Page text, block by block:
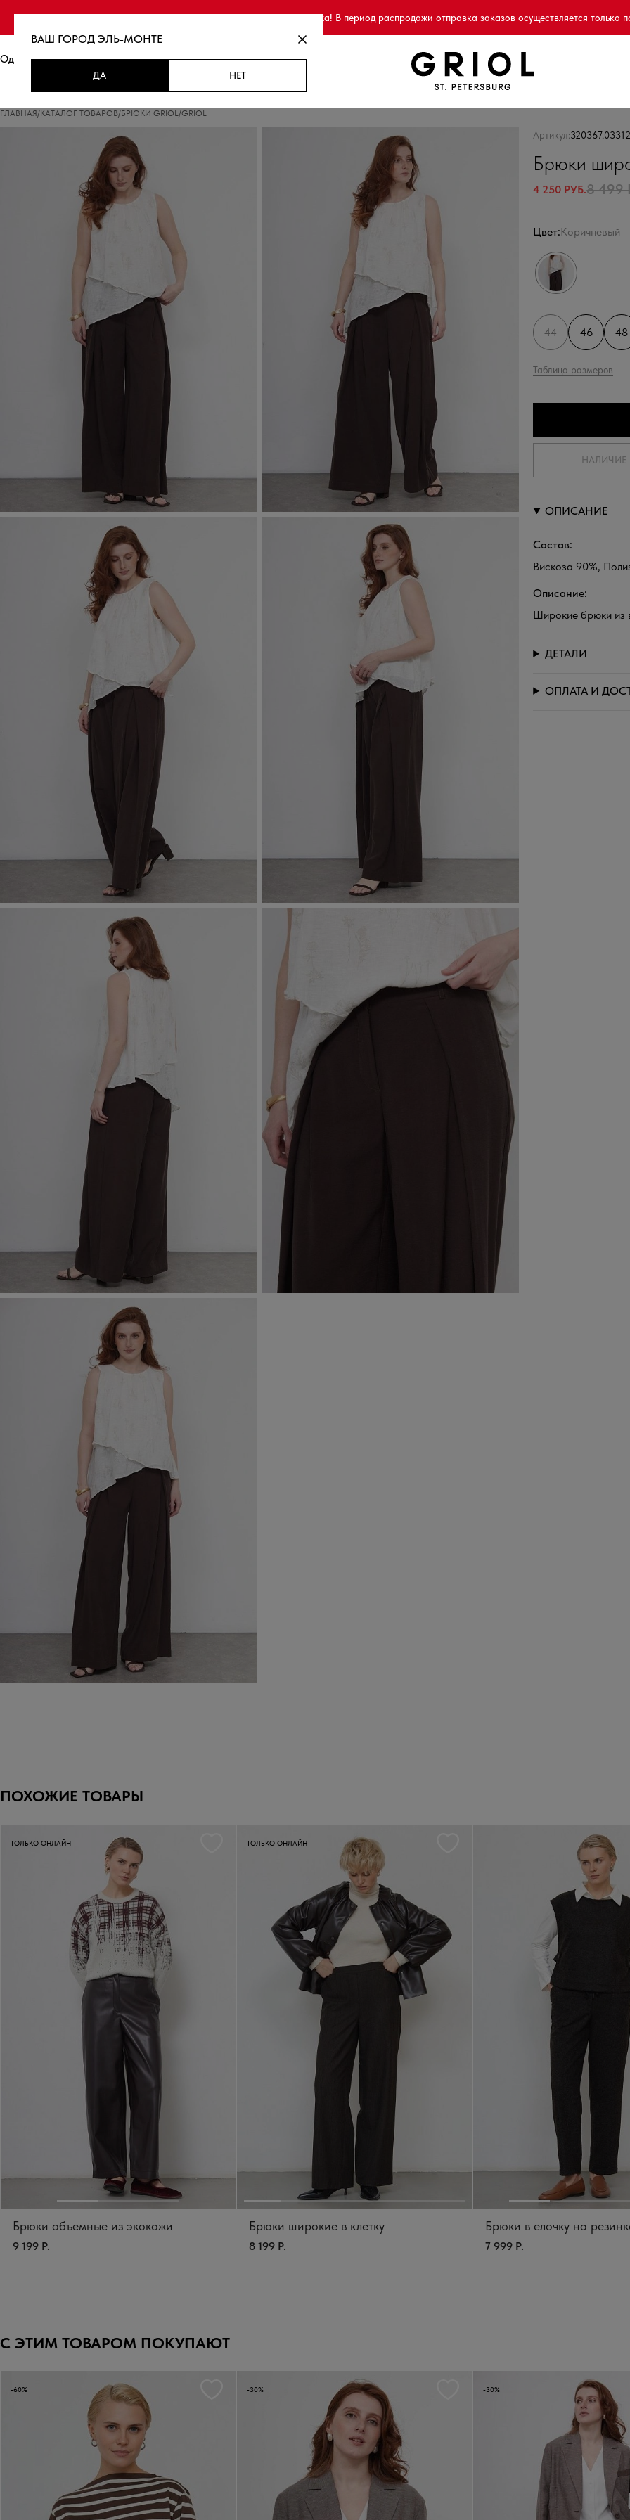
Финальная распродажа! В период распродажи отправка заказов осуществляется только
Одежда Новинки Распродажа
ГЛАВНАЯ/КАТАЛОГ ТОВАРОВ/БРЮКИ GRIOL /GRIOL
Артикул:
Брюки
4 250 РУБ.8 499
Цвет:Коричневый
44 46 48
Таблица размеров
НАЛИЧИЕ
ОПИСАНИЕ
Состав:
Вискоза 90%,
Описание:
Широкие брюки из
ДЕТАЛИ
ОПЛАТА И
ПОХОЖИЕ ТОВАРЫ
ТОЛЬКО ОНЛАЙН
Брюки объемные из экокожи
9 199 Р.
ТОЛЬКО ОНЛАЙН
Брюки широкие в клетку
8 199 Р.
Брюки в елочку на
7 999 Р.
С ЭТИМ ТОВАРОМ ПОКУПАЮТ
-60% -30% -30%
ВАШ ГОРОД ЭЛЬ-МОНТЕ
ДА НЕТ